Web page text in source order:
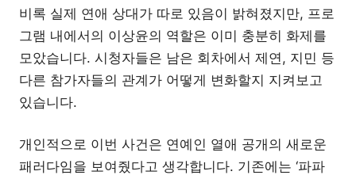
비록 실제 연애 상대가 따로 있음이 밝혀졌지만, 프로
그램 내에서의 이상윤의 역할은 이미 충분히 화제를
모았습니다. 시청자들은 남은 회차에서 제연, 지민 등
다른 참가자들의 관계가 어떻게 변화할지 지켜보고
있습니다.
개인적으로 이번 사건은 연예인 열애 공개의 새로운
패러다임을 보여줬다고 생각합니다. 기존에는 ‘파파